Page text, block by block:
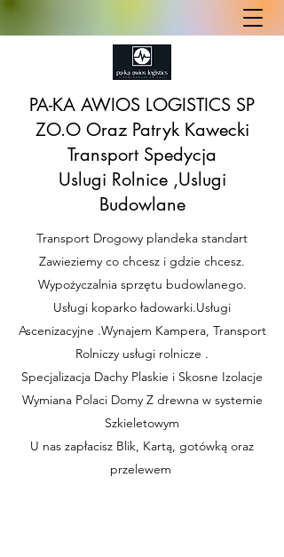
PA-KA AWIOS LOGISTICS SP
ZO.O Oraz Patryk Kawecki
Transport Spedycja
Uslugi Rolnice ,Uslugi
Budowlane
Transport Drogowy plandeka standart
Zawieziemy co chcesz i gdzie chcesz.
Wypożyczalnia sprzętu budowlanego.
Usługi koparko ładowarki.Usługi
Ascenizacyjne .Wynajem Kampera, Transport
Rolniczy usługi rolnicze .
Specjalizacja Dachy Plaskie i Skosne Izolacje
Wymiana Polaci Domy Z drewna w systemie
Szkieletowym
U nas zapłacisz Blik, Kartą, gotówką oraz
przelewem